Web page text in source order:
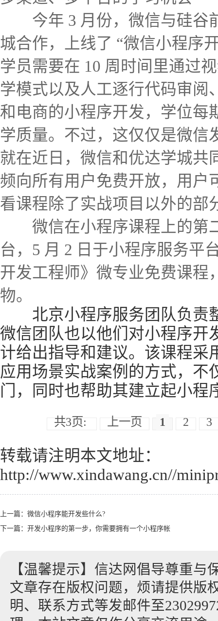
今年 3 月份，微信与硅谷
城合作，上线了 “微信小程序
学员需要在 10 周时间里通过
学模式以及人工逐行代码审阅
和电商的小程序开发，学位每
学质量。不过，这仅仅是微信
就在近日，微信和优达学城共
频向所有用户免费开放，用户
看课程除了实战项目以外的部
微信在小程序课程上的第
台，5 月 2 日于小程序服务平
开发工程师》微专业免费课程
物。
北京小程序服务团队负责
微信团队也以他们对小程序开
计给出指导和建议。该课程采
应用场景实战案例的方式，不
门，同时也帮助其建立起小程
共3页: 上一页 1 2 3
转载请注明本文地址：
http://www.xindawang.cn//
上一篇： 微信小程序能开发些什么?
下一篇： 开发小程序的第一步，你需要拥有一个小程序帐
【温馨提示】信达网倡导尊重与
文章存在版权问题，烦请提供版
明、联系方式等发邮件至